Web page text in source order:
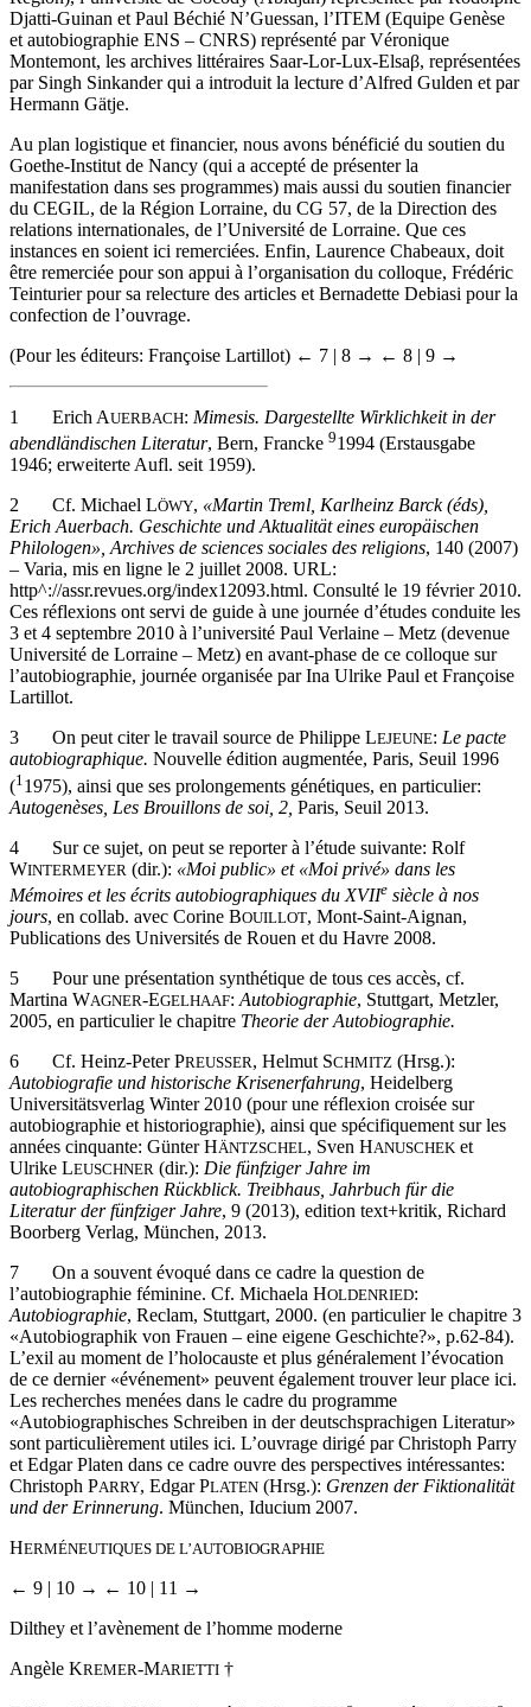
Région), l’université de Cocody (Abidjan) représentée par Rodolphe
Djatti-Guinan et Paul Béchié N’Guessan, l’ITEM (Equipe Genèse
et autobiographie ENS – CNRS) représenté par Véronique
Montemont, les archives littéraires Saar-Lor-Lux-Elsaβ, représentées
par Singh Sinkander qui a introduit la lecture d’Alfred Gulden et par
Au plan logistique et financier, nous avons bénéficié du soutien du
Goethe-Institut de Nancy (qui a accepté de présenter la
manifestation dans ses programmes) mais aussi du soutien financier
du CEGIL, de la Région Lorraine, du CG 57, de la Direction des
relations internationales, de l’Université de Lorraine. Que ces
instances en soient ici remerciées. Enfin, Laurence Chabeaux, doit
être remerciée pour son appui à l’organisation du colloque, Frédéric
Teinturier pour sa relecture des articles et Bernadette Debiasi pour la
1 Erich AUERBACH:Mimesis. Dargestellte Wirklichkeit in der
abendländischen Literatur , Bern, Francke
2
Cf. Michael LÖWY,«Martin Treml, Karlheinz Barck (éds),
Erich Auerbach. Geschichte und Aktualität eines europäischen
Philologen», Archives de sciences sociales des religions
– Varia, mis en ligne le 2 juillet 2008. URL:
http^://assr.revues.org/index12093.html . Consulté le 19 février 2010.
Ces réflexions ont servi de guide à une journée d’études conduite les
3 et 4 septembre 2010 à l’université Paul Verlaine – Metz (devenue
Université de Lorraine – Metz) en avant-phase de ce colloque sur
l’autobiographie, journée organisée par Ina Ulrike Paul et Françoise
3
On peut citer le travail source de Philippe LEJEUNE:Le pacte
autobiographique. Nouvelle édition augmentée, Paris, Seuil 1996
(11975), ainsi que ses prolongements génétiques, en particulier:
4
Sur ce sujet, on peut se reporter à l’étude suivante: Rolf
WINTERMEYER (dir.): «Moi public» et «Moi privé» dans les
Mémoires et les écrits autobiographiques du XVIIesiècle à nos
jours, en collab. avec Corine B OUILLOT, Mont-Saint-Aignan,
5
Pour une présentation synthétique de tous ces accès, cf.
Martina WAGNER-EGELHAAF: Autobiographie, Stuttgart, Metzler,
6
Cf. Heinz-Peter PREUSSER, Helmut SCHMITZ(Hrsg.):
Autobiografie und historische Krisenerfahrung, Heidelberg
Universitätsverlag Winter 2010 (pour une réflexion croisée sur
autobiographie et historiographie), ainsi que spécifiquement sur les
années cinquante: Günter HÄNTZSCHEL, Sven H
Ulrike LEUSCHNER(dir.):Die fünfziger Jahre im
autobiographischen Rückblick. Treibhaus, Jahrbuch für die
Literatur der fünfziger Jahre , 9 (2013), edition text+kritik, Richard
7
On a souvent évoqué dans ce cadre la question de
l’autobiographie féminine. Cf. Michaela HOLDENRIED:
Autobiographie, Reclam, Stuttgart, 2000. (en particulier le chapitre 3
«Autobiographik von Frauen – eine eigene Geschichte?», p.62-84).
L’exil au moment de l’holocauste et plus généralement l’évocation
de ce dernier «événement» peuvent également trouver leur place ici.
Les recherches menées dans le cadre du programme
«Autobiographisches Schreiben in der deutschsprachigen Literatur»
sont particulièrement utiles ici. L’ouvrage dirigé par Christoph Parry
et Edgar Platen dans ce cadre ouvre des perspectives intéressantes:
Christoph PARRY, Edgar PLATEN(Hrsg.):Grenzen der Fiktionalität